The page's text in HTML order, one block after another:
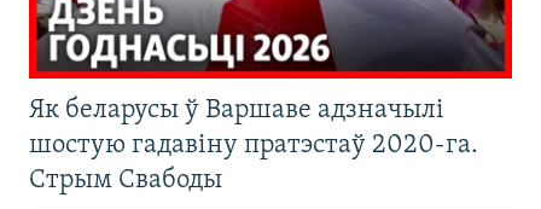
Як беларусы ў Варшаве адзначылі
шостую гадавіну пратэстаў 2020-га.
Стрым Свабоды